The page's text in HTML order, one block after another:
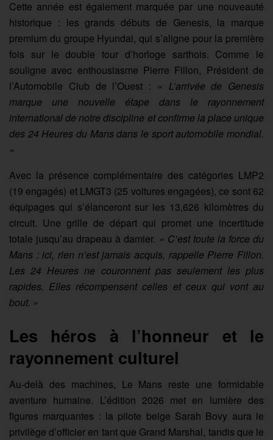
Cette année est également marquée par une nouveauté
historique : les grands débuts de Genesis, la marque
premium du groupe Hyundai, qui s’aligne pour la première
fois sur le double tour d’horloge sarthois. Comme le
souligne avec enthousiasme Pierre Fillon, Président de
l’Automobile Club de l’Ouest : « L’arrivée de Genesis
marque une nouvelle étape dans le rayonnement
international de notre discipline et confirme la place unique
des 24 Heures du Mans dans le sport automobile mondial.
»
Avec la présence complémentaire des catégories LMP2
(19 engagés) et LMGT3 (25 voitures engagées), ce sont 62
équipages qui s’élanceront sur les 13,626 kilomètres du
circuit. Une grille de départ qui promet une incertitude
totale jusqu’au drapeau à damier. « C’est toute la force du
Mans : ici, rien n’est jamais acquis, rappelle Pierre Fillon.
Les 24 Heures ne couronnent pas seulement les plus
rapides. Elles récompensent celles et ceux qui vont au
bout. »
Les héros à l’honneur et le
rayonnement culturel
Au-delà des machines, Le Mans reste une formidable
aventure humaine. L’édition 2026 met en lumière des
figures marquantes : la pilote belge Sarah Bovy aura le
privilège d’officier en tant que Grand Marshal, tandis que le